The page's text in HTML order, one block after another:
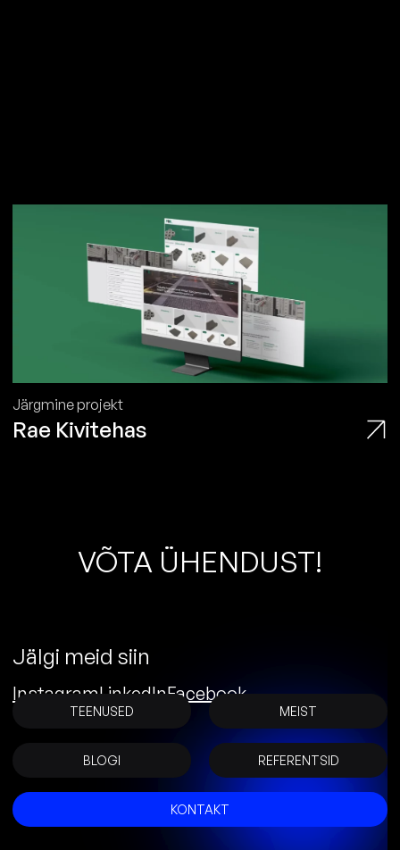
Järgmine projekt
Rae Kivitehas
VÕTA ÜHENDUST!
Jälgi meid siin
InstagramLinkedInFacebook
TEENUSED MEIST
BLOGI REFERENTSID
KONTAKT